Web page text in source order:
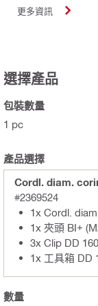
更多資訊
選擇產品
包裝數量
1 pc
產品選擇
Cordl. diam.
#2369524
1x Cordl.
1x 夾頭 BI+
3x Clip DD
1x 工具箱 DD
數量